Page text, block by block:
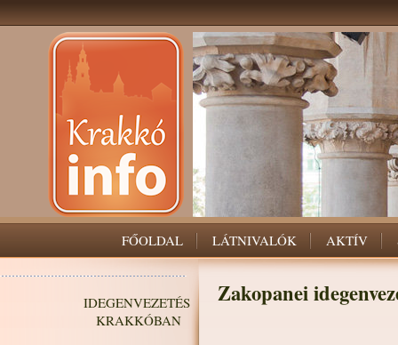
FŐOLDAL LÁTNIVALÓK AKTÍV
IDEGENVEZETÉS
KRAKKÓBAN
Zakopanei